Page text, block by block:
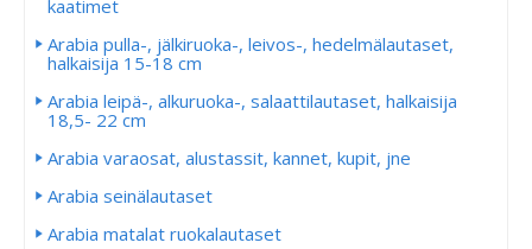
kaatimet
Arabia pulla-, jälkiruoka-, leivos-, hedelmälautaset,
halkaisija 15-18 cm
Arabia leipä-, alkuruoka-, salaattilautaset, halkaisija
18,5- 22 cm
Arabia varaosat, alustassit, kannet, kupit, jne
Arabia seinälautaset
Arabia matalat ruokalautaset